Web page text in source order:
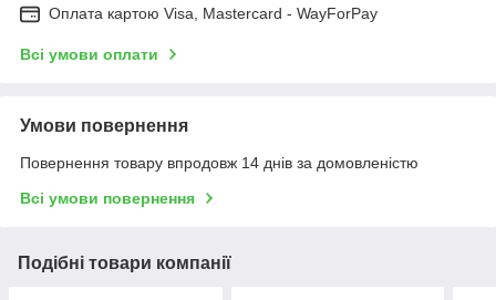
Оплата картою Visa, Mastercard - WayForPay
Всі умови оплати
Умови повернення
Повернення товару впродовж 14 днів за домовленістю
Всі умови повернення
Подібні товари компанії